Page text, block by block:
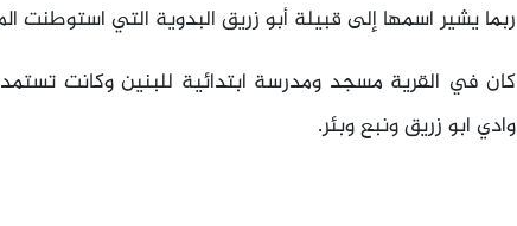
ربما يشير اسمها إلى قبيلة أبو زريق البدوية التي استوطنت
كان في القرية مسجد ومدرسة ابتدائية للبنين وكانت
وادي ابو زريق ونبع وبئر.